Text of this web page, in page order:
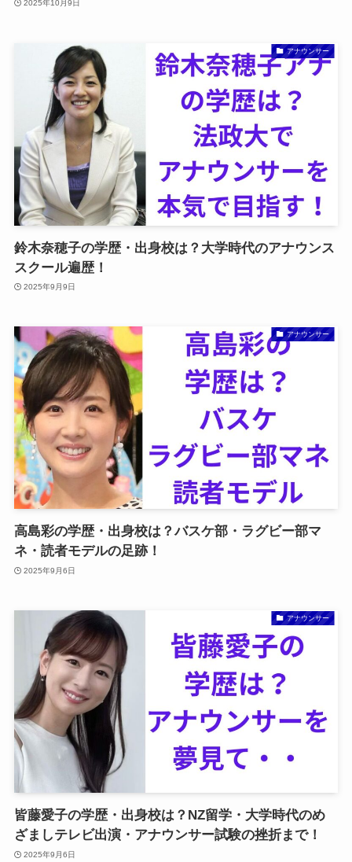
2025年10月9日
アナウンサー
鈴木奈穂子の学歴・出身校は？大学時代のアナウンス
スクール遍歴！
2025年9月9日
アナウンサー
高島彩の学歴・出身校は？バスケ部・ラグビー部マ
ネ・読者モデルの足跡！
2025年9月6日
アナウンサー
皆藤愛子の学歴・出身校は？NZ留学・大学時代のめ
ざましテレビ出演・アナウンサー試験の挫折まで！
2025年9月6日